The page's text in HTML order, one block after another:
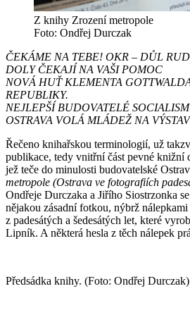
Z knihy Zrození metropole
Foto: Ondřej Durczak
ČEKÁME NA TEBE! OKR – DŮL
DOLY ČEKAJÍ NA VAŠI POMOC
NOVÁ HUŤ KLEMENTA
REPUBLIKY.
NEJLEPŠÍ BUDOVATELÉ
OSTRAVA VOLÁ MLÁDEŽ NA
Řečeno knihařskou terminologií, už
publikace, tedy vnitřní část pevné knižní
jež teče do minulosti budovatelské
metropole (Ostrava ve fotografiích
Ondřeje Durczaka a Jiřího Siostrzonka
nějakou zásadní fotkou, nýbrž
z padesátých a šedesátých let, které
Lipník. A některá hesla z těch nálepek
Předsádka knihy. (Foto: Ondřej Durczak)